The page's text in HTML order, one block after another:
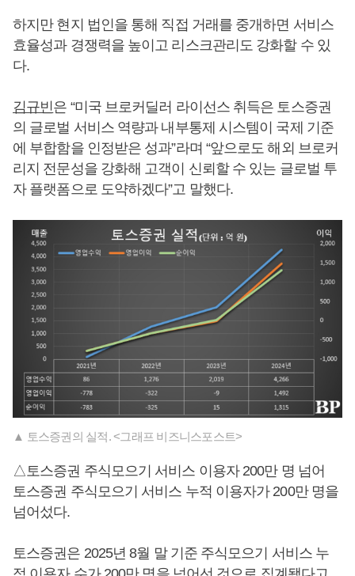
하지만 현지 법인을 통해 직접 거래를 중개하면 서비스
효율성과 경쟁력을 높이고 리스크관리도 강화할 수 있
다.
김규빈은 “미국 브로커딜러 라이선스 취득은 토스증권
의 글로벌 서비스 역량과 내부통제 시스템이 국제 기준
에 부합함을 인정받은 성과”라며 “앞으로도 해외 브로커
리지 전문성을 강화해 고객이 신뢰할 수 있는 글로벌 투
자 플랫폼으로 도약하겠다”고 말했다.
▲ 토스증권의 실적. <그래프 비즈니스포스트>
△토스증권 주식모으기 서비스 이용자 200만 명 넘어
토스증권 주식모으기 서비스 누적 이용자가 200만 명을
넘어섰다.
토스증권은 2025년 8월 말 기준 주식모으기 서비스 누